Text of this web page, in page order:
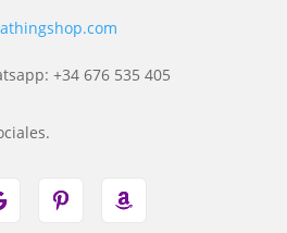
+34 676 535 405